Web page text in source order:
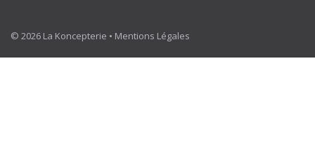
© 2026 La Koncepterie • Mentions Légales